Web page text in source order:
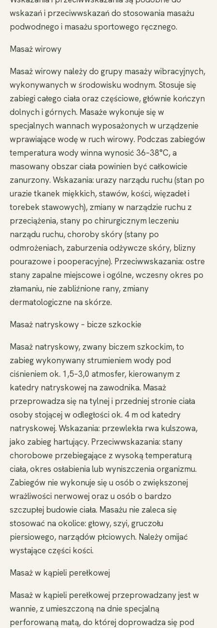
wskazań i przeciwwskazań do stosowania masażu
podwodnego i masażu sportowego ręcznego.
Masaż wirowy
Masaż wirowy należy do grupy masaży wibracyjnych,
wykonywanych w środowisku wodnym. Stosuje się
zabiegi całego ciała oraz częściowe, głównie kończyn
dolnych i górnych. Masaże wykonuje się w
specjalnych wannach wyposażonych w urządzenie
wprawiające wodę w ruch wirowy. Podczas zabiegów
temperatura wody winna wynosić 36–38°C, a
masowany obszar ciała powinien być całkowicie
zanurzony. Wskazania: urazy narządu ruchu (stan po
urazie tkanek miękkich, stawów, kości, więzadeł i
torebek stawowych), zmiany w narządzie ruchu z
przeciążenia, stany po chirurgicznym leczeniu
narządu ruchu, choroby skóry (stany po
odmrożeniach, zaburzenia odżywcze skóry, blizny
pourazowe i pooperacyjne). Przeciwwskazania: ostre
stany zapalne miejscowe i ogólne, wczesny okres po
złamaniu, nie zabliźnione rany, zmiany
dermatologiczne na skórze.
Masaż natryskowy – bicze szkockie
Masaż natryskowy, zwany biczem szkockim, to
zabieg wykonywany strumieniem wody pod
ciśnieniem ok. 1,5–3,0 atmosfer, kierowanym z
katedry natryskowej na zawodnika. Masaż
przeprowadza się na tylnej i przedniej stronie ciała
osoby stojącej w odległości ok. 4 m od katedry
natryskowej. Wskazania: przewlekła rwa kulszowa,
jako zabieg hartujący. Przeciwwskazania: stany
chorobowe przebiegające z wysoką temperaturą
ciała, okres osłabienia lub wyniszczenia organizmu.
Zabiegów nie wykonuje się u osób o zwiększonej
wrażliwości nerwowej oraz u osób o bardzo
szczupłej budowie ciała. Masażu nie zaleca się
stosować na okolice: głowy, szyi, gruczołu
piersiowego, narządów płciowych. Należy omijać
wystające części kości.
Masaż w kąpieli perełkowej
Masaż w kąpieli perełkowej przeprowadzany jest w
wannie, z umieszczoną na dnie specjalną
perforowaną matą, do której doprowadza się pod